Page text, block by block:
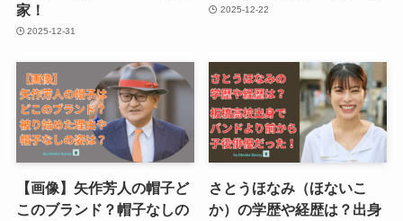
家！
2025-12-31
2025-12-22
【画像】矢作芳人の帽子ど
このブランド？帽子なしの
さとうほなみ（ほないこ
か）の学歴や経歴は？出身